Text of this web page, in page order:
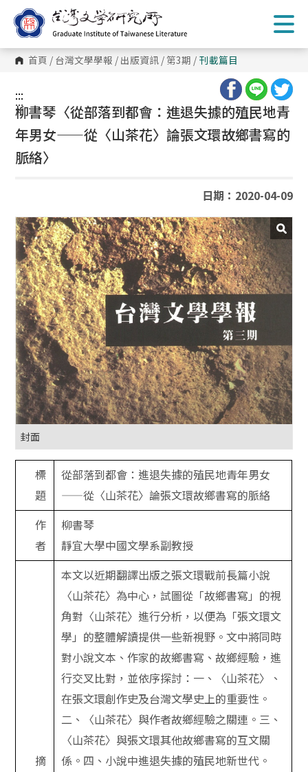
到
主
內
容 首頁 / 台灣文學學報 / 出版資訊 / 第3期 / 刊載篇目
:::
:::
柳書琴〈從部落到都會：進退失據的殖民地青
年男女——從〈山茶花〉論張文環故鄉書寫的
脈絡〉
日期：2020-04-09
封面
標
題
從部落到都會：進退失據的殖民地青年男女
——從〈山茶花〉論張文環故鄉書寫的脈絡
作
者
柳書琴
靜宜大學中國文學系副教授
摘
本文以近期翻譯出版之張文環戰前長篇小說
〈山茶花〉為中心，試圖從「故鄉書寫」的視
角對〈山茶花〉進行分析，以便為「張文環文
學」的整體解讀提供一些新視野。文中將同時
對小說文本、作家的故鄉書寫、故鄉經驗，進
行交叉比對，並依序探討：一、〈山茶花〉、
在張文環創作史及台灣文學史上的重要性。
二、〈山茶花〉與作者故鄉經驗之關連。三、
〈山茶花〉與張文環其他故鄉書寫的互文關
係。四、小說中進退失據的殖民地新世代。